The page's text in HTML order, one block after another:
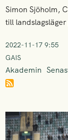
Simon Sjöholm,
till
2022-11-17 9:55
GAIS
Akademin